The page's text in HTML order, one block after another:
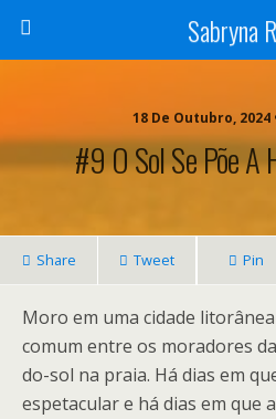
Sabryna
18 De Outubro, 2024
#9 O Sol Se Põe A
Share Tweet Pin
Moro em uma cidade
comum entre os moradores
do-sol na praia. Há dias em
espetacular e há dias em que